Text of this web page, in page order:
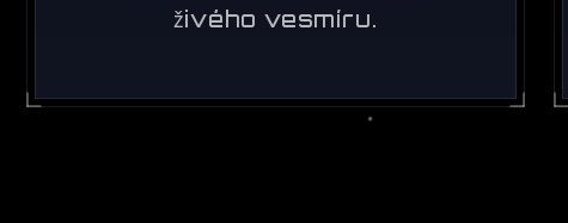
živého vesmíru.